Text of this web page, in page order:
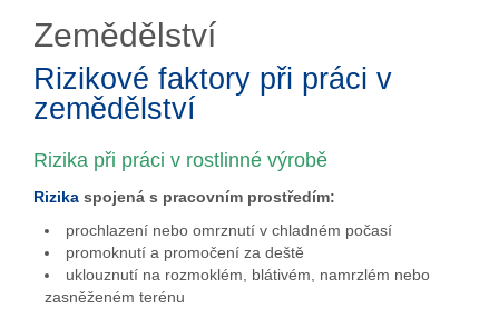
Zemědělství
Rizikové faktory při práci v
zemědělství
Rizika při práci v rostlinné výrobě
Rizika spojená s pracovním prostředím:
prochlazení nebo omrznutí v chladném počasí
promoknutí a promočení za deště
uklouznutí na rozmoklém, blátivém, namrzlém nebo
zasněženém terénu